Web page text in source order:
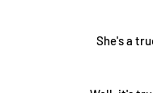
She's a